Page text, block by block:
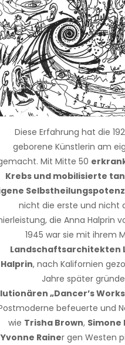
Diese Erfahrung hat die
geborene Künstlerin am
Mit Mitte 50
Krebs und mobilisierte
nicht die erste und nicht
die Anna Halprin
1945 war sie mit ihrem
Landschaftsarchitekten
Halprin, nach Kalifornien
Jahre später
„Dancer’s
befeuerte und
wie Trisha Brown, Simone
Yvonne Rainer gen Westen